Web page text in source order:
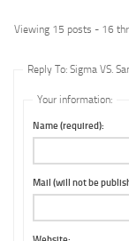
Viewing 15 posts - 16
Reply To: Sigma VS.
Your information:
Name (required):
Mail (will not be